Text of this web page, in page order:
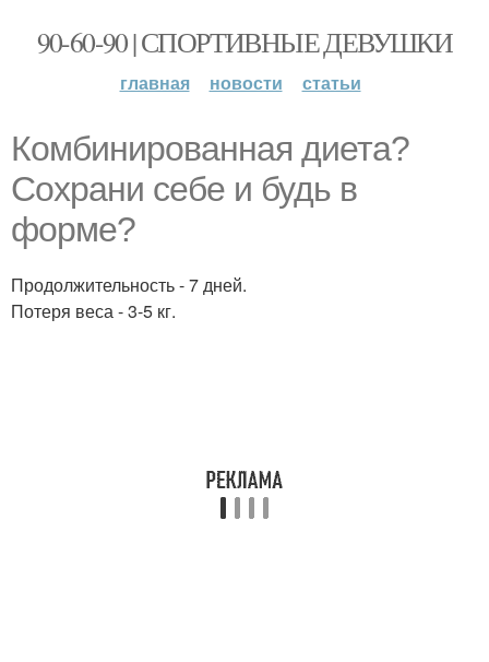
90-60-90 | СПОРТИВНЫЕ ДЕВУШКИ
главная новости статьи
Комбинированная диета?
Сохрани себе и будь в
форме?
Продолжительность - 7 дней.
Потеря веса - 3-5 кг.